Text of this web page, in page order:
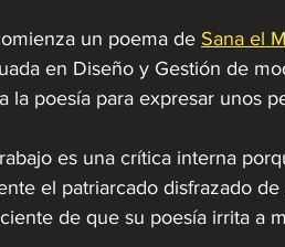
un poema de Sana el
en Diseño y Gestión de
la poesía para expresar unos
es una crítica interna
el patriarcado disfrazado
de que su poesía irrita a